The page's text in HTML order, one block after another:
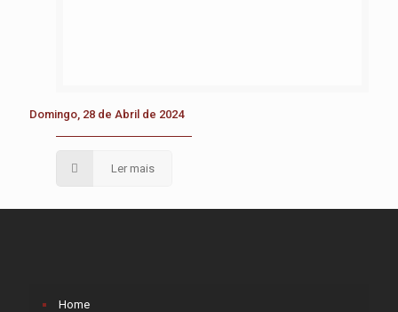
Domingo, 28 de Abril de 2024
Ler mais
Home